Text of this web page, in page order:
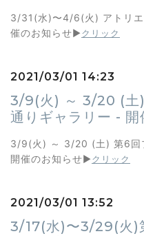
3/31(水)〜4/6(火) アトリ
催のお知らせ▶︎クリック
2021/03/01 14:23
3/9(火) ～ 3/20 (土
通りギャラリー - 開
3/9(火) ～ 3/20 (土) 第6回
開催のお知らせ▶︎クリック
2021/03/01 13:52
3/17(水)〜3/29(火)